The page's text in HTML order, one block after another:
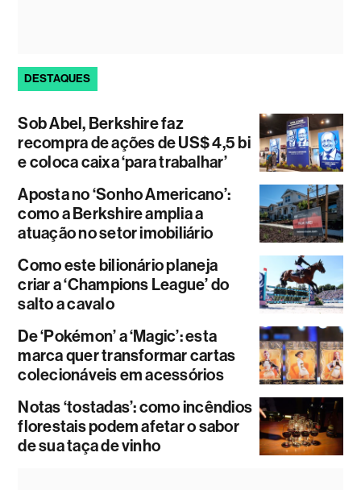
DESTAQUES
Sob Abel, Berkshire faz
recompra de ações de US$ 4,5 bi
e coloca caixa ‘para trabalhar’
Aposta no ‘Sonho Americano’:
como a Berkshire amplia a
atuação no setor imobiliário
Como este bilionário planeja
criar a ‘Champions League’ do
salto a cavalo
De ‘Pokémon’ a ‘Magic’: esta
marca quer transformar cartas
colecionáveis em acessórios
Notas ‘tostadas’: como incêndios
florestais podem afetar o sabor
de sua taça de vinho